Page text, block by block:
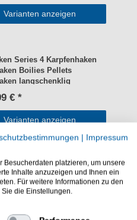
Varianten anzeigen
Series 4 Karpfenhaken
Boilies Pellets
langschenklig
€ *
Varianten anzeigen
Karpfenhaken Series 5
Boilies Pellets
| Impressum
Besucherdaten platzieren, um unsere
Inhalte anzuzeigen und Ihnen ein
Für weitere Informationen zu den
die Einstellungen.